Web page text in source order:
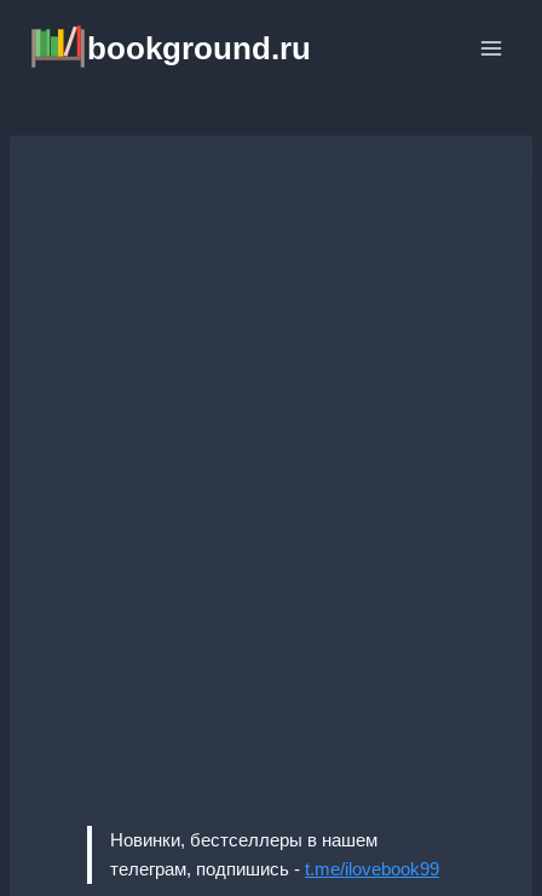
содержимому
bookground.ru
Новинки, бестселлеры в нашем
телеграм, подпишись - t.me/ilovebook99